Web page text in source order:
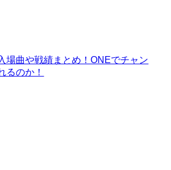
場曲や戦績まとめ！ONEでチャン
るのか！